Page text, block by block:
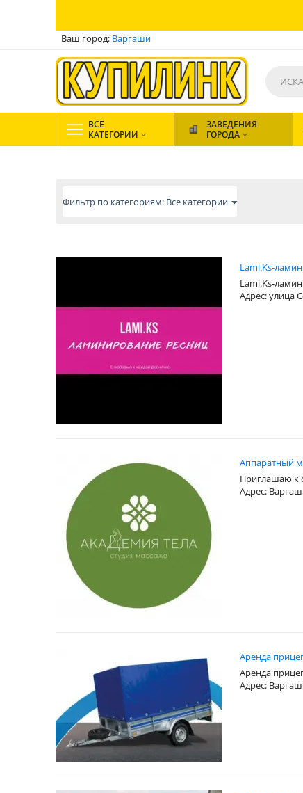
Ваш город: Варгаши
ВСЕ
КАТЕГОРИИ 
ЗАВЕДЕНИЯ
ГОРОДА 
Фильтр по категориям: Все категории
Lami.Ks-
Lami.Ks-
Адрес: улица
Аппаратный
Приглашаю к
Адрес:
Аренда
Аренда
Адрес: